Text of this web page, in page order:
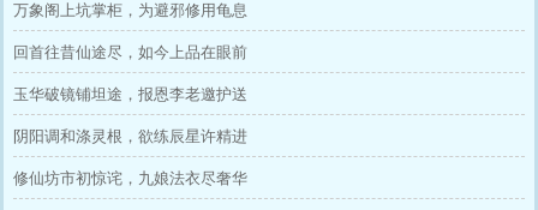
万象阁上坑掌柜，为避邪修用龟息
回首往昔仙途尽，如今上品在眼前
玉华破镜铺坦途，报恩李老邀护送
阴阳调和涤灵根，欲练辰星许精进
修仙坊市初惊诧，九娘法衣尽奢华